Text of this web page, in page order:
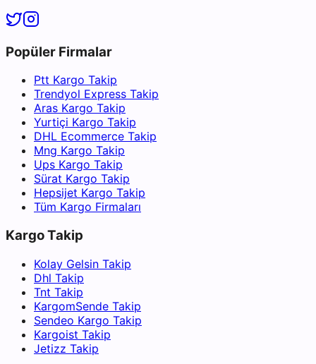
Popüler Firmalar
Ptt Kargo Takip
Trendyol Express Takip
Aras Kargo Takip
Yurtiçi Kargo Takip
DHL Ecommerce Takip
Mng Kargo Takip
Ups Kargo Takip
Sürat Kargo Takip
Hepsijet Kargo Takip
Tüm Kargo Firmaları
Kargo Takip
Kolay Gelsin Takip
Dhl Takip
Tnt Takip
KargomSende Takip
Sendeo Kargo Takip
Kargoist Takip
Jetizz Takip